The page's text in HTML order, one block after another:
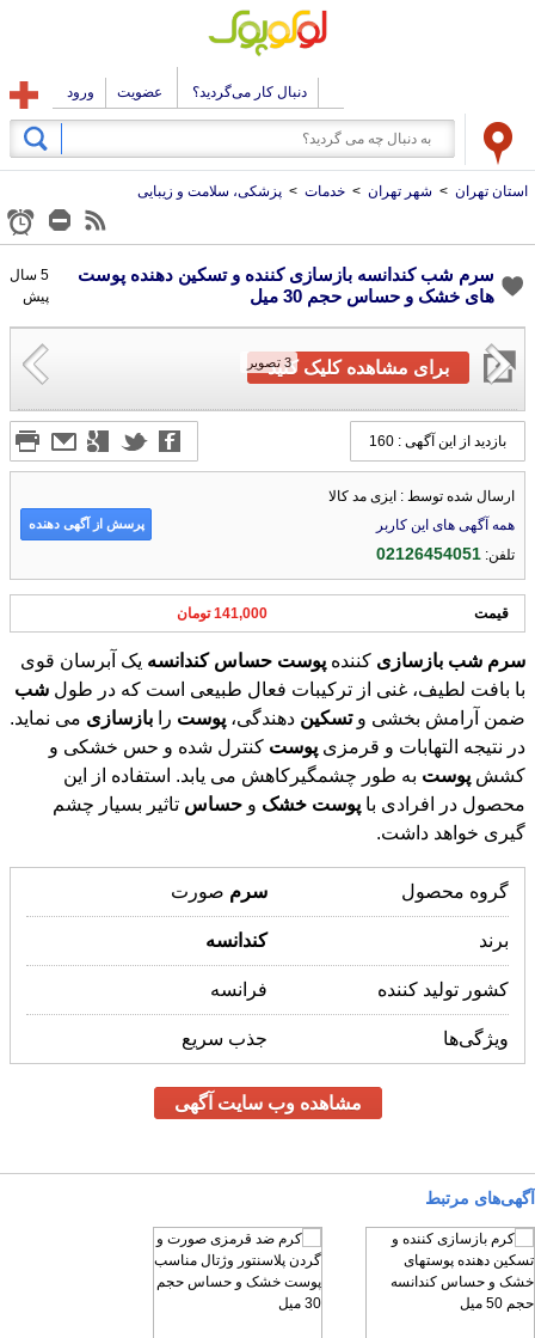
دنبال کار می‌گردید؟ عضویت ورود
استان تهران > شهر تهران > خدمات > پزشکی، سلامت و زیبایی
سرم شب کندانسه بازسازی کننده و تسکین دهنده پوست
های خشک و حساس حجم 30 میل
5 سال
پیش
3 تصویربرای مشاهده کلیک کنید
بازدید از این آگهی : 160
ارسال شده توسط : ایزی مد کالا
همه آگهی های این کاربر
تلفن:02126454051
پرسش از آگهی دهنده
قیمت 141,000 تومان
سرم شب بازسازی کننده پوست حساس کندانسه یک آبرسان قوی
با بافت لطیف، غنی از ترکیبات فعال طبیعی است که در طول شب
ضمن آرامش بخشی وتسکین دهندگی، پوست را بازسازی می نماید.
در نتیجه التهابات و قرمزی پوست کنترل شده و حس خشکی و
کشش پوست به طور چشمگیرکاهش می یابد. استفاده از این
محصول در افرادی با پوست خشک و حساس تاثیر بسیار چشم
گیری خواهد داشت.
گروه محصول سرم صورت
برند کندانسه
کشور تولید کننده فرانسه
ویژگی‌ها جذب سریع
مشاهده وب سایت آگهی
آگهی‌های مرتبط